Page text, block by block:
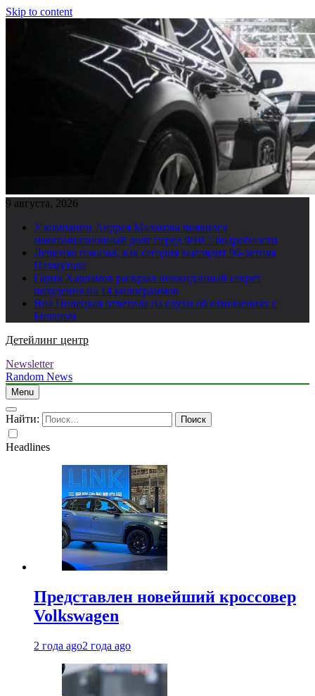
Skip to content
9 августа, 2026
У компании Андрея Малахова появился
многомиллионный долг перед ФНС: подробности
Лещенко показал, как сегодня выглядит 96-летняя
Пахмутова
Гарик Харламов раскрыл неожиданный секрет
похудения на 14 килограммов
Яна Пилецкая ответила на слухи об отношениях с
Биланом
Детейлинг центр
Newsletter
Random News
Menu
Найти:
Headlines
Представлен новейший кроссовер
Volkswagen
2 года ago2 года ago